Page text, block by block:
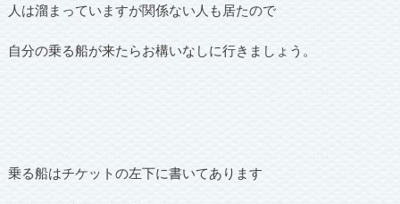
人は溜まっていますが関係ない人も居たので
自分の乗る船が来たらお構いなしに行きましょう。
乗る船はチケットの左下に書いてあります